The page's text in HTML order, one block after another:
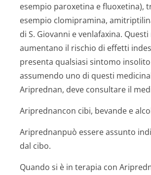
esempio paroxetina e fluoxetina),
esempio clomipramina,
di S. Giovanni e venlafaxina.
aumentano il rischio di effetti
presenta qualsiasi sintomo
assumendo uno di questi
Ariprednan, deve consultare il
Ariprednancon cibi, bevande e
Ariprednanpuò essere assunto
dal cibo.
Quando si è in terapia con